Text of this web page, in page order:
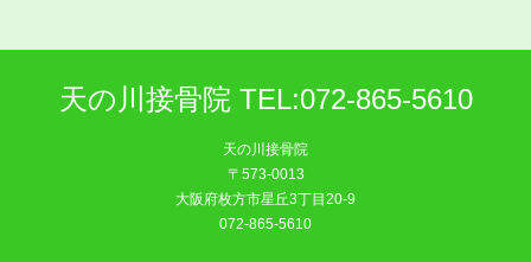
天の川接骨院 TEL:072-865-5610
天の川接骨院
〒573-0013
大阪府枚方市星丘3丁目20-9
072-865-5610